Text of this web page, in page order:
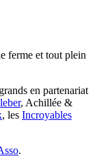
ferme et tout plein
en partenariat
, Achillée &
, les Incroyables
.